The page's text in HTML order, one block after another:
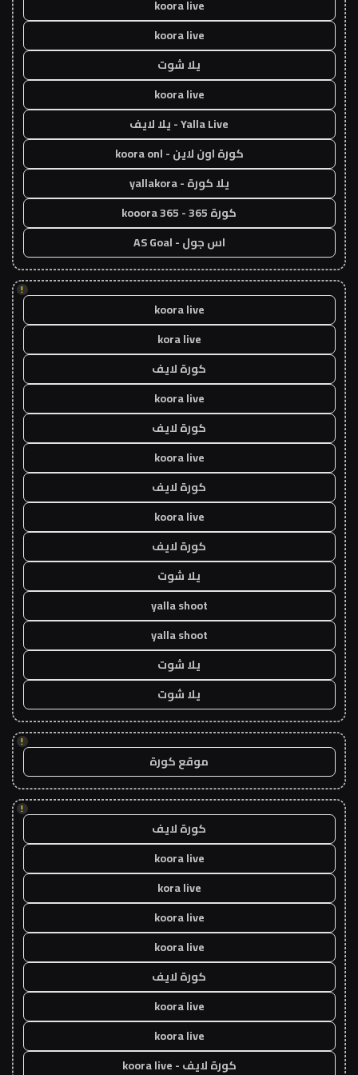
koora live
koora live
يلا شوت
koora live
Yalla Live - يلا لايف
كورة اون لاين - koora onl
يلا كورة - yallakora
كورة 365 - kooora 365
اس جول - AS Goal
!
koora live
kora live
كورة لايف
koora live
كورة لايف
koora live
كورة لايف
koora live
كورة لايف
يلا شوت
yalla shoot
yalla shoot
يلا شوت
يلا شوت
!
موقع كورة
!
كورة لايف
koora live
kora live
koora live
koora live
كورة لايف
koora live
koora live
كورة لايف - koora live